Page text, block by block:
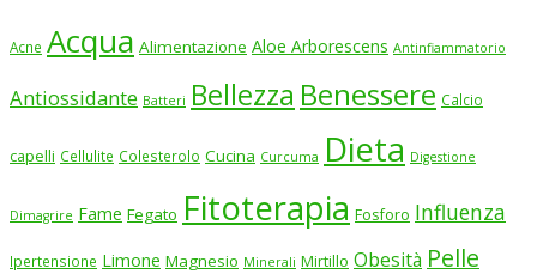
Acne Acqua Alimentazione Aloe Arborescens Antinfiammatorio
Antiossidante Batteri Bellezza Benessere Calcio
capelli Cellulite Colesterolo Cucina Curcuma Dieta Digestione
Dimagrire Fame Fegato Fitoterapia Fosforo Influenza
Ipertensione Limone Magnesio Minerali Mirtillo Obesità Pelle